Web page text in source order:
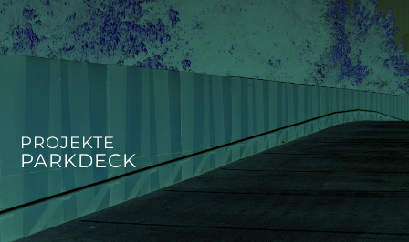
PROJEKTE
PARKDECK